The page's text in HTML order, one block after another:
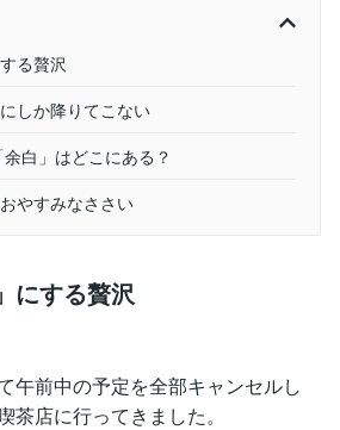
る贅沢
しか降りてこない
白」はどこにある？
やすみなささい
にする贅沢
午前中の予定を全部キャンセルし
茶店に行ってきました。